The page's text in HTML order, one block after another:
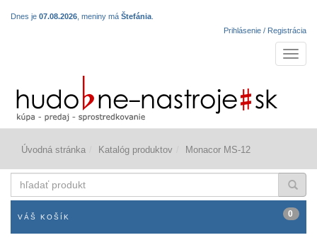
Dnes je 07.08.2026 , meniny má Štefánia
Prihlásenie / Registrácia
Úvodná stránka Katalóg produktov Monacor MS-12
produkt
VÁŠ KOŠÍK 0